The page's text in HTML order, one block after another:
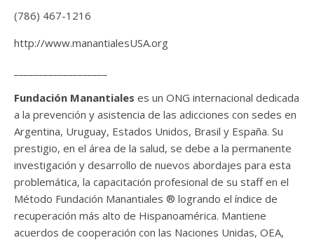
(786) 467-1216
http://www.manantialesUSA.org
Fundación Manantiales es un ONG internacional dedicada
a la prevención y asistencia de las adicciones con sedes en
Argentina, Uruguay, Estados Unidos, Brasil y España. Su
prestigio, en el área de la salud, se debe a la permanente
investigación y desarrollo de nuevos abordajes para esta
problemática, la capacitación profesional de su staff en el
Método Fundación Manantiales ® logrando el índice de
recuperación más alto de Hispanoamérica. Mantiene
acuerdos de cooperación con las Naciones Unidas, OEA,